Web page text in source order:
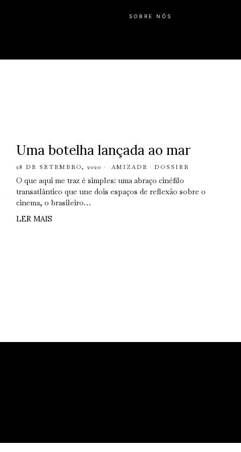
SOBRE NÓS
Uma botelha lançada ao mar
28 DE SETEMBRO, 2020 AMIZADE · DOSSIER
O que aqui me traz é simples: uma abraço cinéfilo
transatlântico que une dois espaços de reflexão sobre o
cinema, o brasileiro…
LER MAIS